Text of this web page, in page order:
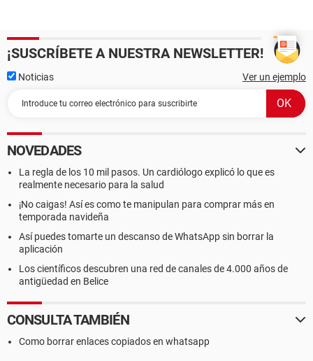
¡SUSCRÍBETE A NUESTRA NEWSLETTER!
Noticias Ver un ejemplo
NOVEDADES
La regla de los 10 mil pasos. Un cardiólogo explicó lo que es
realmente necesario para la salud
¡No caigas! Así es como te manipulan para comprar más en
temporada navideña
Así puedes tomarte un descanso de WhatsApp sin borrar la
aplicación
Los científicos descubren una red de canales de 4.000 años de
antigüedad en Belice
CONSULTA TAMBIÉN
Como borrar enlaces copiados en whatsapp